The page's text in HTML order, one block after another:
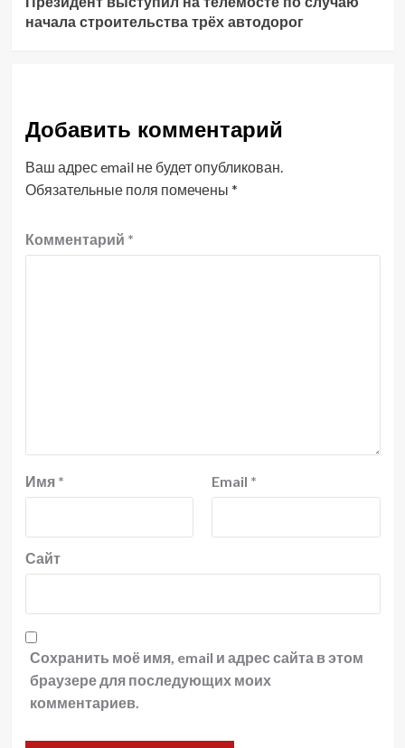
начала строительства трёх автодорог
Добавить комментарий
Ваш адрес email не будет опубликован.
Обязательные поля помечены *
Комментарий *
Имя * Email *
Сайт
Сохранить моё имя, email и адрес сайта в этом
браузере для последующих моих
комментариев.